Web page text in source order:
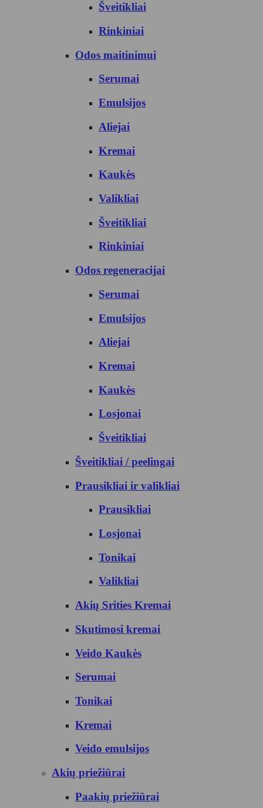
Šveitikliai
Rinkiniai
Odos maitinimui
Serumai
Emulsijos
Aliejai
Kremai
Kaukės
Valikliai
Šveitikliai
Rinkiniai
Odos regeneracijai
Serumai
Emulsijos
Aliejai
Kremai
Kaukės
Losjonai
Šveitikliai
Šveitikliai / peelingai
Prausikliai ir valikliai
Prausikliai
Losjonai
Tonikai
Valikliai
Akių Srities Kremai
Skutimosi kremai
Veido Kaukės
Serumai
Tonikai
Kremai
Veido emulsijos
Akių priežiūrai
Paakių priežiūrai